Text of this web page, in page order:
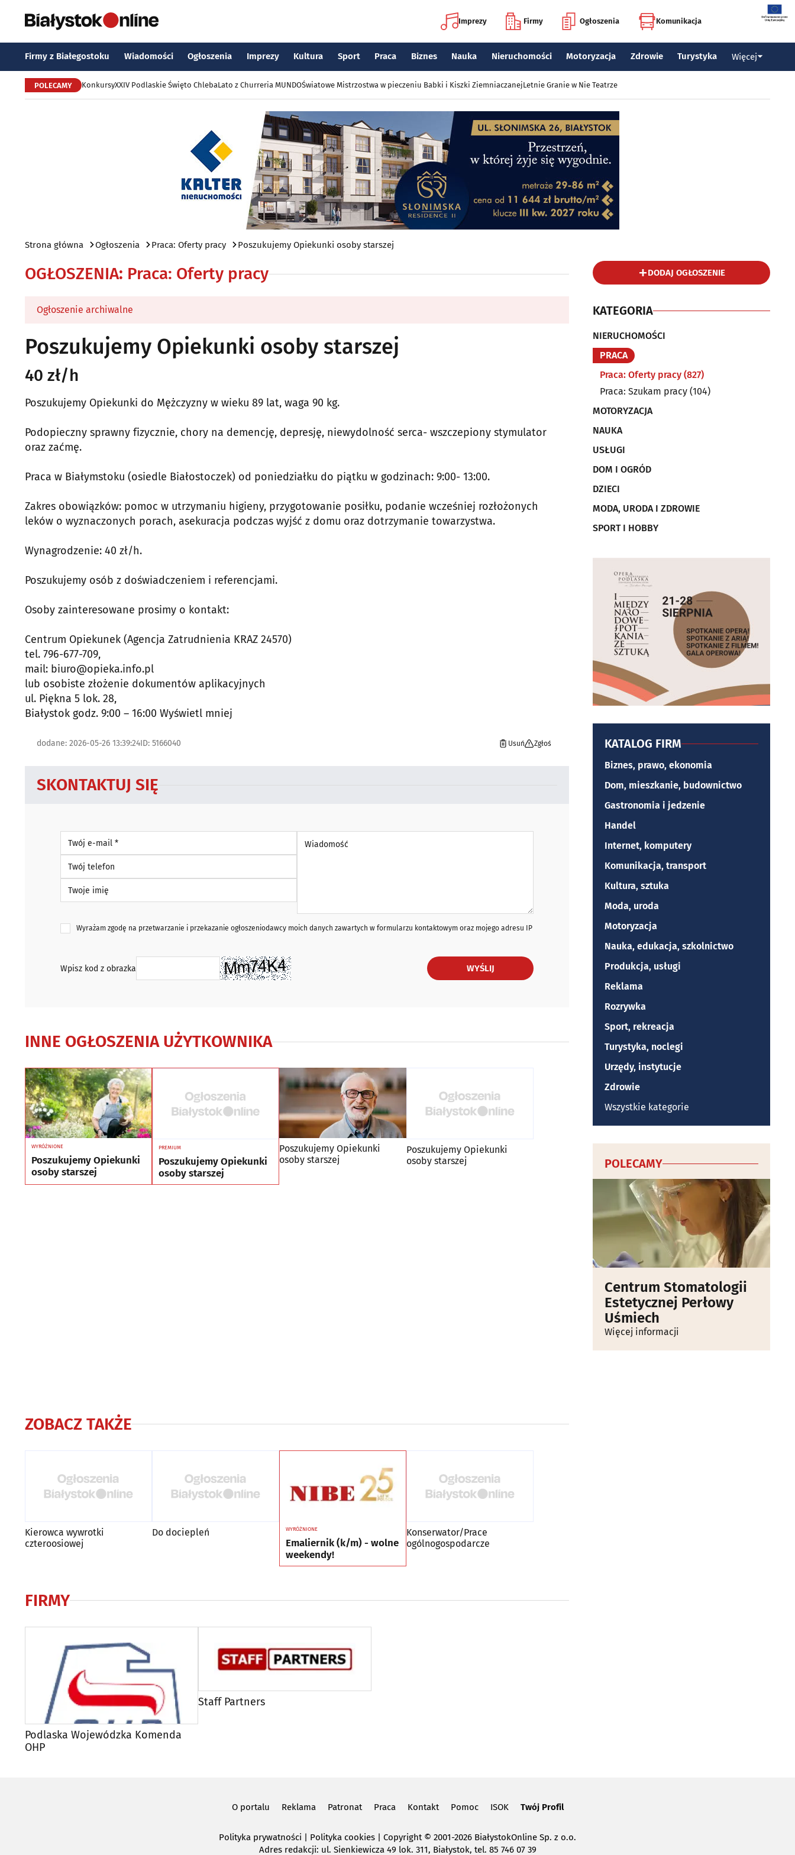
Imprezy Firmy Ogłoszenia Komunikacja
Firmy z Białegostoku Wiadomości Ogłoszenia Imprezy Kultura Sport Praca Biznes Nauka Nieruchomości Motoryzacja Zdrowie Turystyka Więcej
POLECAMY KonkursyXXIV Podlaskie Święto ChlebaLato z Churreria MUNDOŚwiatowe Mistrzostwa w pieczeniu Babki i Kiszki ZiemniaczanejLetnie Granie w Nie Teatrze
Strona główna Ogłoszenia Praca: Oferty pracy Poszukujemy Opiekunki osoby starszej
OGŁOSZENIA: Praca: Oferty pracy
Ogłoszenie archiwalne
Poszukujemy Opiekunki osoby starszej
40 zł/h
Poszukujemy Opiekunki do Mężczyzny w wieku 89 lat, waga 90 kg.
Podopieczny sprawny fizycznie, chory na demencję, depresję, niewydolność serca- wszczepiony stymulator
oraz zaćmę.
Praca w Białymstoku (osiedle Białostoczek) od poniedziałku do piątku w godzinach: 9:00- 13:00.
Zakres obowiązków: pomoc w utrzymaniu higieny, przygotowanie posiłku, podanie wcześniej rozłożonych
leków o wyznaczonych porach, asekuracja podczas wyjść z domu oraz dotrzymanie towarzystwa.
Wynagrodzenie: 40 zł/h.
Poszukujemy osób z doświadczeniem i referencjami.
Osoby zainteresowane prosimy o kontakt:
Centrum Opiekunek (Agencja Zatrudnienia KRAZ 24570)
tel. 796-677-709,
mail: biuro@opieka.info.pl
lub osobiste złożenie dokumentów aplikacyjnych
ul. Piękna 5 lok. 28,
Białystok godz. 9:00 – 16:00 Wyświetl mniej
dodane: 2026-05-26 13:39:24ID: 5166040 Usuń Zgłoś
SKONTAKTUJ SIĘ
Wyrażam zgodę na przetwarzanie i przekazanie ogłoszeniodawcy moich danych zawartych w formularzu kontaktowym oraz mojego adresu IP
Wpisz kod z obrazka WYŚLIJ
INNE OGŁOSZENIA UŻYTKOWNIKA
WYRÓŻNIONE
Poszukujemy Opiekunki
osoby starszej
PREMIUM
Poszukujemy Opiekunki
osoby starszej
Poszukujemy Opiekunki
osoby starszej
Poszukujemy Opiekunki
osoby starszej
ZOBACZ TAKŻE
Kierowca wywrotki
czteroosiowej
Do dociepleń WYRÓŻNIONE
Emaliernik (k/m) - wolne
weekendy!
Konserwator/Prace
ogólnogospodarcze
FIRMY
Podlaska Wojewódzka Komenda
OHP
Staff Partners
DODAJ OGŁOSZENIE
KATEGORIA
NIERUCHOMOŚCI
PRACA
Praca: Oferty pracy (827)
Praca: Szukam pracy (104)
MOTORYZACJA
NAUKA
USŁUGI
DOM I OGRÓD
DZIECI
MODA, URODA I ZDROWIE
SPORT I HOBBY
KATALOG FIRM
Biznes, prawo, ekonomia
Dom, mieszkanie, budownictwo
Gastronomia i jedzenie
Handel
Internet, komputery
Komunikacja, transport
Kultura, sztuka
Moda, uroda
Motoryzacja
Nauka, edukacja, szkolnictwo
Produkcja, usługi
Reklama
Rozrywka
Sport, rekreacja
Turystyka, noclegi
Urzędy, instytucje
Zdrowie
Wszystkie kategorie
POLECAMY
Centrum Stomatologii
Estetycznej Perłowy
Uśmiech
Więcej informacji
O portalu Reklama Patronat Praca Kontakt Pomoc ISOK Twój Profil
Polityka prywatności | Polityka cookies Copyright© 2001-2026 BiałystokOnline Sp. z o.o.
Adres redakcji: ul. Sienkiewicza 49 lok. 311, Białystok, tel. 85 746 07 39